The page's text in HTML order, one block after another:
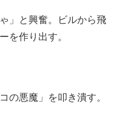
」と興奮。ビルから飛
を作り出す。
の悪魔」を叩き潰す。